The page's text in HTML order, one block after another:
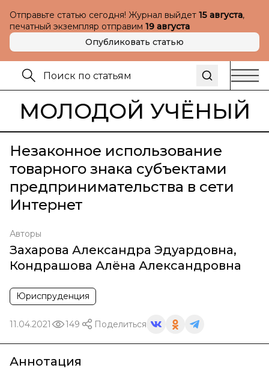
Отправьте статью сегодня! Журнал выйдет 15 августа,
печатный экземпляр отправим 19 августа
Опубликовать статью
МОЛОДОЙ УЧЁНЫЙ
Незаконное использование
товарного знака субъектами
предпринимательства в сети
Интернет
Авторы
Захарова Александра Эдуардовна,
Кондрашова Алёна Александровна
Юриспруденция
11.04.2021 149 Поделиться
Аннотация